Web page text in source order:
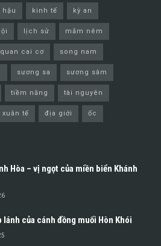
hậu kinh tế kỳ an
lịch sử mắm nêm
quan cai cơ song nam
sương sa sương sâm
tiềm năng tài nguyên
xuân tế địa giới ốc
Hòa – vị ngọt của miền biển Khánh
lánh của cánh đồng muối Hòn Khói